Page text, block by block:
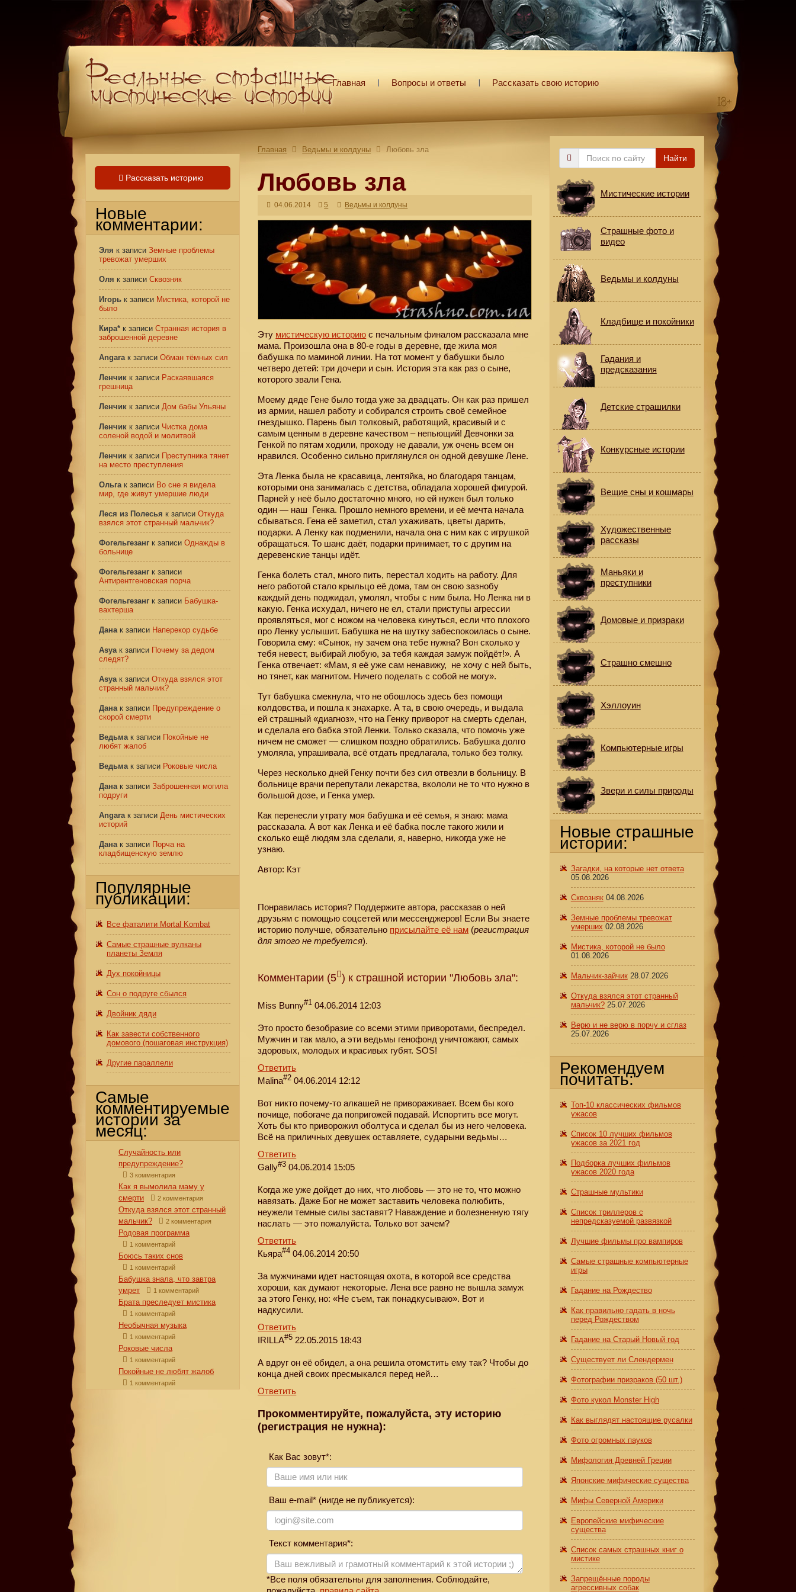
Главная Вопросы и ответы Рассказать свою историю
Главная Ведьмы и колдуны Любовь зла
Любовь зла
04.06.2014 5 Ведьмы и колдуны
Эту мистическую историю с печальным финалом рассказала мне
мама. Произошла она в 80-е годы в деревне, где жила моя
бабушка по маминой линии. На тот момент у бабушки было
четверо детей: три дочери и сын. История эта как раз о сыне,
которого звали Гена.
Моему дяде Гене было тогда уже за двадцать. Он как раз пришел
из армии, нашел работу и собирался строить своё семейное
гнездышко. Парень был толковый, работящий, красивый и с
самым ценным в деревне качеством – непьющий! Девчонки за
Генкой по пятам ходили, проходу не давали, уж очень всем он
нравился. Особенно сильно приглянулся он одной девушке Лене.
Эта Ленка была не красавица, лентяйка, но благодаря танцам,
которыми она занималась с детства, обладала хорошей фигурой.
Парней у неё было достаточно много, но ей нужен был только
один — наш
Генка. Прошло немного времени, и её мечта начала
сбываться. Гена её заметил, стал ухаживать, цветы дарить,
подарки. А Ленку как подменили, начала она с ним как с игрушкой
обращаться. То шанс даёт, подарки принимает, то с другим на
деревенские танцы идёт.
Генка болеть стал, много пить, перестал ходить на работу. Для
него работой стало крыльцо её дома, там он свою зазнобу
каждый день поджидал, умолял, чтобы с ним была. Но Ленка ни в
какую. Генка исхудал, ничего не ел, стали приступы агрессии
проявляться, мог с ножом на человека кинуться, если что плохого
про Ленку услышит. Бабушка не на шутку забеспокоилась о сыне.
Говорила ему: «Сынок, ну зачем она тебе нужна? Вон сколько у
тебя невест, выбирай любую, за тебя каждая замуж пойдёт!». А
Генка отвечает: «Мам, я её уже сам ненавижу, не хочу с ней быть,
но тянет, как магнитом. Ничего поделать с собой не могу».
Тут бабушка смекнула, что не обошлось здесь без помощи
колдовства, и пошла к знахарке. А та, в свою очередь, и выдала
ей страшный «диагноз», что на Генку приворот на смерть сделан,
и сделала его бабка этой Ленки. Только сказала, что помочь уже
ничем не сможет — слишком поздно обратились. Бабушка долго
умоляла, упрашивала, всё отдать предлагала, только без толку.
Через несколько дней Генку почти без сил отвезли в больницу. В
больнице врачи перепутали лекарства, вкололи не то что нужно в
большой дозе, и Генка умер.
Как перенесли утрату моя бабушка и её семья, я знаю: мама
рассказала. А вот как Ленка и её бабка после такого жили и
сколько ещё людям зла сделали, я, наверно, никогда уже не
узнаю.
Автор: Кэт
Понравилась история? Поддержите автора, рассказав о ней
друзьям с помощью соцсетей или мессенджеров! Если Вы знаете
историю получше, обязательно присылайте её нам (регистрация
для этого не требуется).
Комментарии (5 ) к страшной истории "Любовь зла":
Miss Bunny#1 04.06.2014 12:03
Это просто безобразие со всеми этими приворотами, беспредел.
Мужчин и так мало, а эти ведьмы генофонд уничтожают, самых
здоровых, молодых и красивых губят. SOS!
Ответить
Malina#2 04.06.2014 12:12
Вот никто почему-то алкашей не привораживает. Всем бы кого
почище, побогаче да попригожей подавай. Испортить все могут.
Хоть бы кто приворожил оболтуса и сделал бы из него человека.
Всё на приличных девушек оставляете, сударыни ведьмы…
Ответить
Gally#3 04.06.2014 15:05
Когда же уже дойдет до них, что любовь — это не то, что можно
навязать. Даже Бог не может заставить человека полюбить,
неужели темные силы заставят? Наваждение и болезненную тягу
наслать — это пожалуйста. Только вот зачем?
Ответить
Кьяра#4 04.06.2014 20:50
За мужчинами идет настоящая охота, в которой все средства
хороши, как думают некоторые. Лена все равно не вышла замуж
за этого Генку, но: «Не съем, так понадкусываю». Вот и
надкусили.
Ответить
IRILLA#5 22.05.2015 18:43
А вдруг он её обидел, а она решила отомстить ему так? Чтобы до
конца дней своих пресмыкался пeред ней…
Ответить
Прокомментируйте, пожалуйста, эту историю
(регистрация не нужна):
Как Вас зовут*:
Ваш e-mail* (нигде не публикуется):
Текст комментария*:
*Все поля обязательны для заполнения. Соблюдайте,
Рассказать историю
Новые
комментарии:
Эля к записи Земные проблемы
тревожат умерших
Оля к записи Сквозняк
Игорь к записи Мистика, которой не
было
Кира* к записи Странная история в
заброшенной деревне
Angaraк записи Обман тёмных сил
Ленчик к записи Раскаявшаяся
грешница
Ленчик к записи Дом бабы Ульяны
Ленчик к записи Чистка дома
соленой водой и молитвой
Ленчик к записи Преступника тянет
на место преступления
Ольгак записи Во сне я видела
мир, где живут умершие люди
Леся из Полесья к записи Откуда
взялся этот странный мальчик?
Фогельгезанг к записи Однажды в
больнице
Фогельгезанг к записи
Антирентгеновская порча
Фогельгезанг к записи Бабушка-
вахтерша
Данак записи Наперекор судьбе
Asyaк записи Почему за дедом
следят?
Asyaк записи Откуда взялся этот
странный мальчик?
Данак записи Предупреждение о
скорой смерти
Ведьмак записи Покойные не
любят жалоб
Ведьмак записи Роковые числа
Данак записи Заброшенная могила
подруги
Angaraк записи День мистических
историй
Данак записи Порча на
кладбищенскую землю
Популярные
публикации:
Все фаталити Mortal Kombat
Самые страшные вулканы
планеты Земля
Дух покойницы
Сон о подруге сбылся
Двойник дяди
Как завести собственного
домового (пошаговая инструкция)
Другие параллели
Самые
комментируемые
истории за
месяц:
Случайность или
предупреждение?
3 комментария
Как я вымолила маму у
смерти
2 комментария
Откуда взялся этот странный
мальчик?
2 комментария
Родовая программа
1 комментарий
Боюсь таких снов
1 комментарий
Бабушка знала, что завтра
умрет
1 комментарий
Брата преследует мистика
1 комментарий
Необычная музыка
1 комментарий
Роковые числа
1 комментарий
Покойные не любят жалоб
1 комментарий
Поиск
Найти
Мистические истории
Страшные фото и
видео
Ведьмы и колдуны
Кладбище и покойники
Гадания и
предсказания
Детские страшилки
Конкурсные истории
Вещие сны и кошмары
Художественные
рассказы
Маньяки и
преступники
Домовые и призраки
Страшно смешно
Хэллоуин
Компьютерные игры
Звери и силы природы
Новые страшные
истории:
Загадки, на которые нет ответа
05.08.2026
Сквозняк 04.08.2026
Земные проблемы тревожат
умерших 02.08.2026
Мистика, которой не было
01.08.2026
Мальчик-зайчик 28.07.2026
Откуда взялся этот странный
мальчик? 25.07.2026
Верю и не верю в порчу и сглаз
25.07.2026
Рекомендуем
почитать:
Топ-10 классических фильмов
ужасов
Список 10 лучших фильмов
ужасов за 2021 год
Подборка лучших фильмов
ужасов 2020 года
Страшные мультики
Список триллеров с
непредсказуемой развязкой
Лучшие фильмы про вампиров
Самые страшные компьютерные
игры
Гадание на Рождество
Как правильно гадать в ночь
перед Рождеством
Гадание на Старый Новый год
Существует ли Слендермен
Фотографии призраков (50 шт.)
Фото кукол Monster High
Как выглядят настоящие русалки
Фото огромных пауков
Мифология Древней Греции
Японские мифические существа
Мифы Северной Америки
Европейские мифические
существа
Список самых страшных книг о
мистике
Запрещённые породы
агрессивных собак